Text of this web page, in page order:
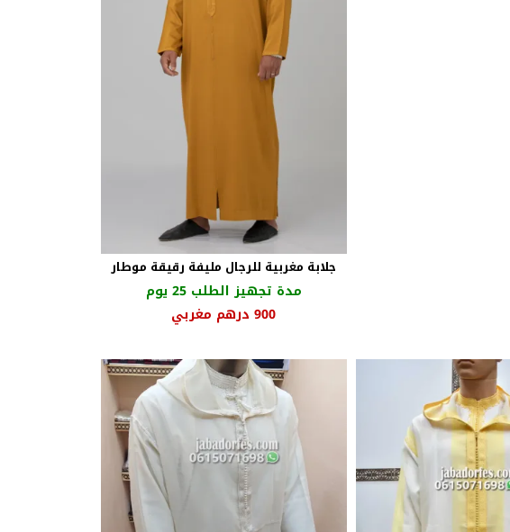
جلابة مغربية للرجال مليفة رقيقة موطار
مدة تجهيز الطلب 25 يوم
السعر
1000 درهم
مغربي.
900 درهم مغربيالسعر
900 درهم
مغربي.